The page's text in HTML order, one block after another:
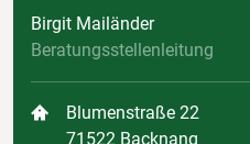
Birgit Mailänder
Beratungsstellenleitung
Blumenstraße 22
71522 Backnang